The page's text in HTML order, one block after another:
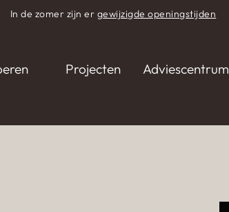
In de zomer zijn er gewijzigde openingstijden
Projecten Adviescentrum